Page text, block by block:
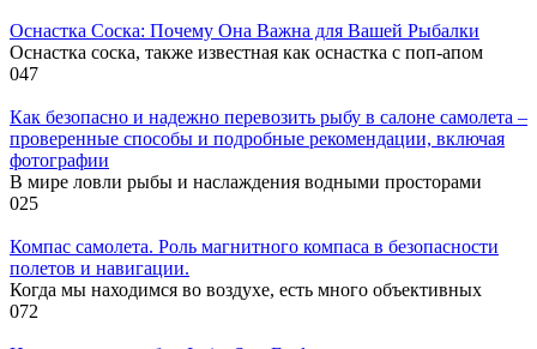
Оснастка Соска: Почему Она Важна для Вашей Рыбалки
Оснастка соска, также известная как оснастка с поп-апом
047
Как безопасно и надежно перевозить рыбу в салоне самолета –
проверенные способы и подробные рекомендации, включая
фотографии
В мире ловли рыбы и наслаждения водными просторами
025
Компас самолета. Роль магнитного компаса в безопасности
полетов и навигации.
Когда мы находимся во воздухе, есть много объективных
072